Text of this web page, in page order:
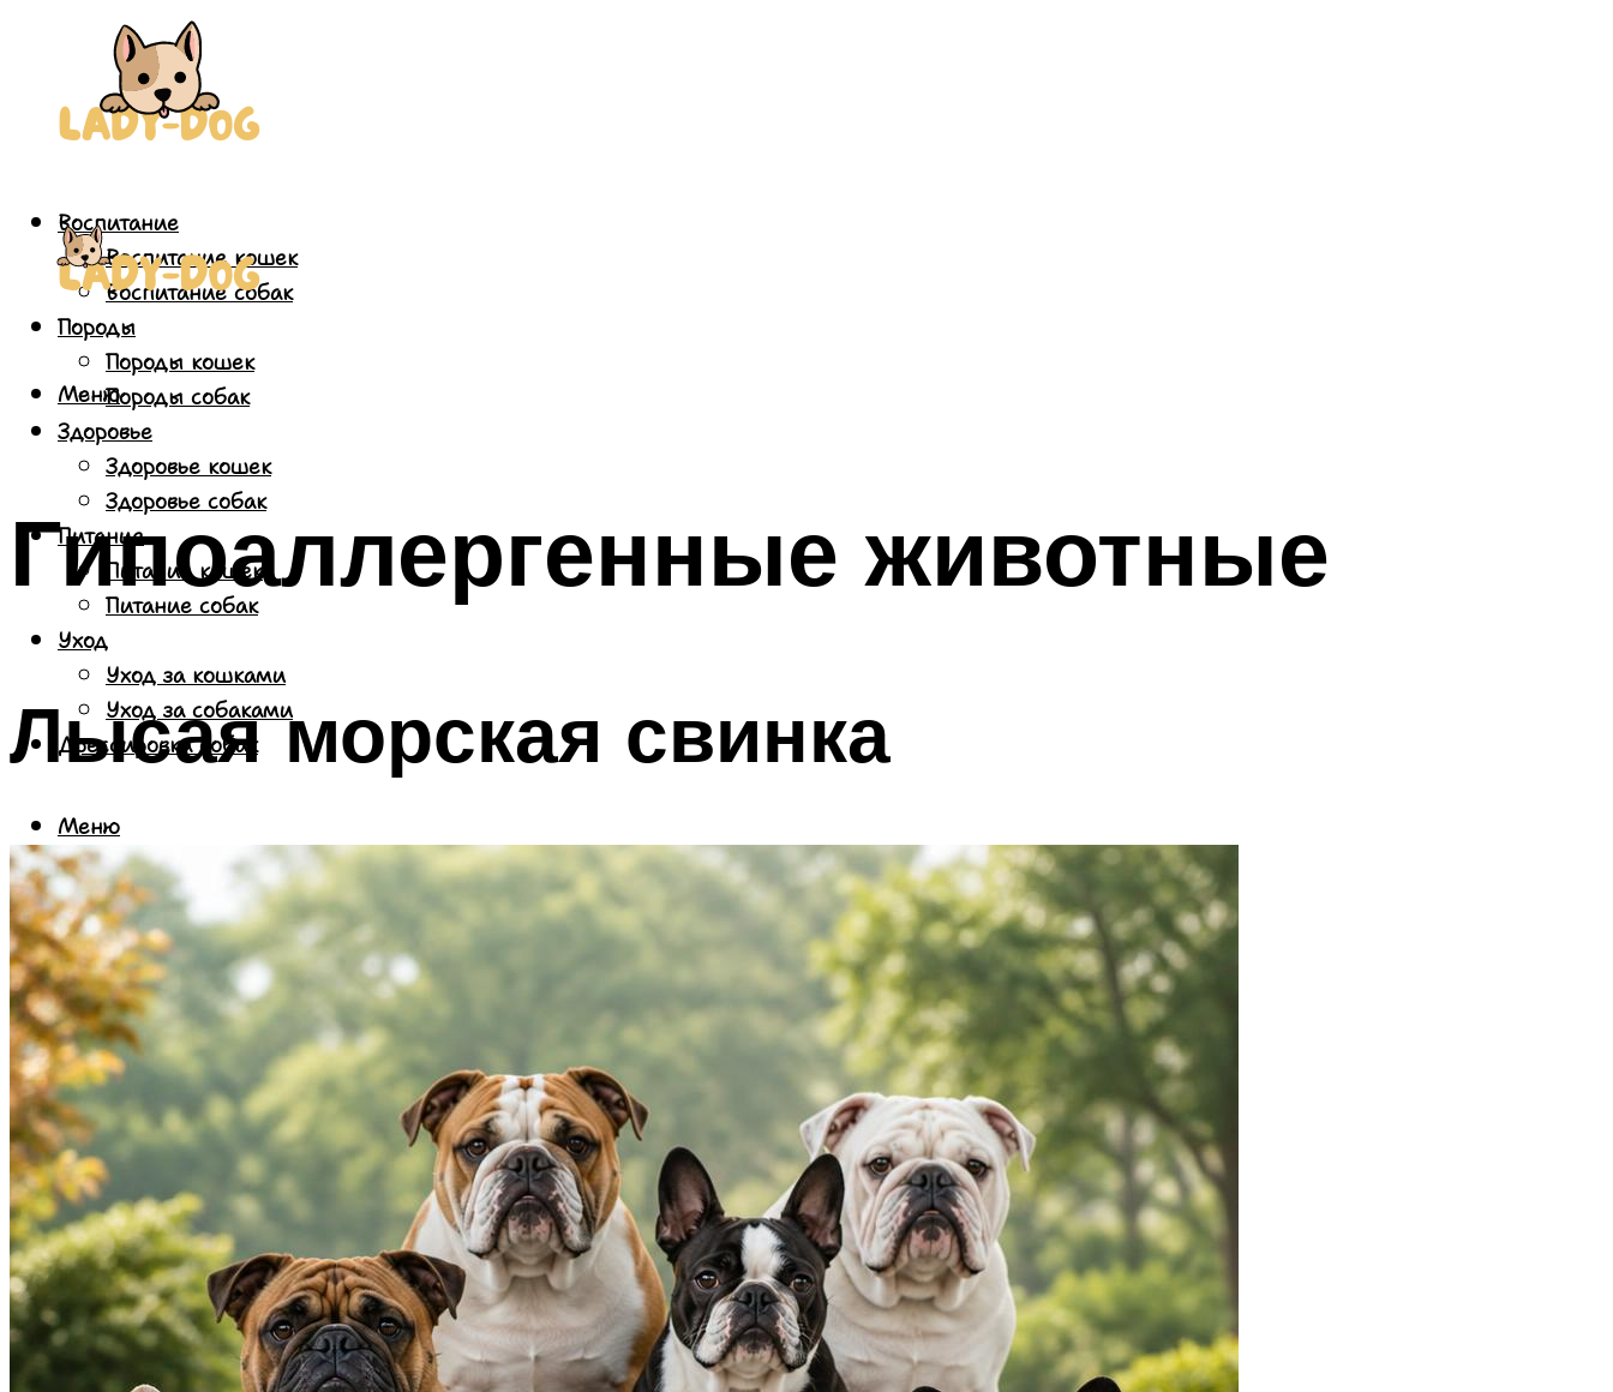
Воспитание
Воспитание кошек
Воспитание собак
Породы
Породы кошек
Породы собак
Здоровье
Здоровье кошек
Здоровье собак
Питание
Питание кошек
Питание собак
Уход
Уход за кошками
Уход за собаками
Дрессировка собак
Меню
Меню
Гипоаллергенные животные
Лысая морская свинка